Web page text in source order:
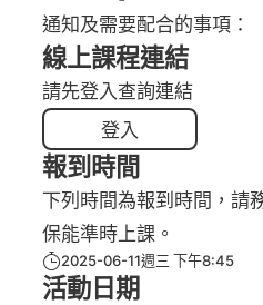
通知及需要配合的事項：
線上課程連結
請先登入查詢連結
登入
報到時間
下列時間為報到時間，請
保能準時上課。
2025-06-11週三 下午8:45
活動日期